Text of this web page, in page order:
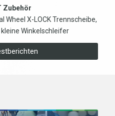
Zubehör
Wheel X-LOCK Trennscheibe,
Winkelschleifer